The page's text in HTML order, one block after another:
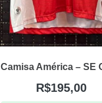
Camisa América – SE
R$195,00